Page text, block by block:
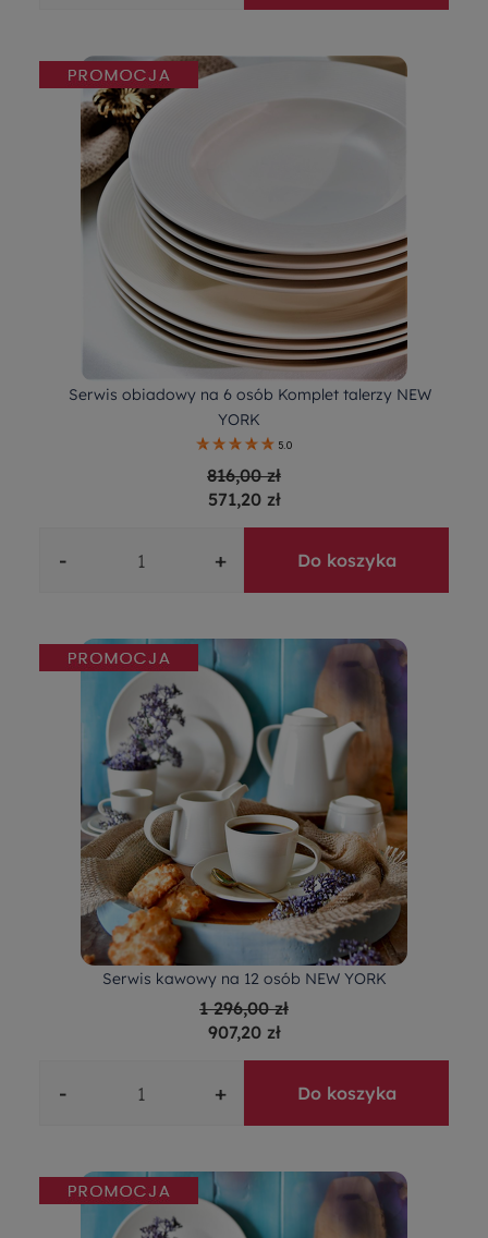
Serwis obiadowy na 6 osób Komplet talerzy NEW
YORK
5.0
816,00 zł
571,20 zł
- + Do koszyka
Serwis kawowy na 12 osób NEW YORK
1 296,00 zł
907,20 zł
- + Do koszyka